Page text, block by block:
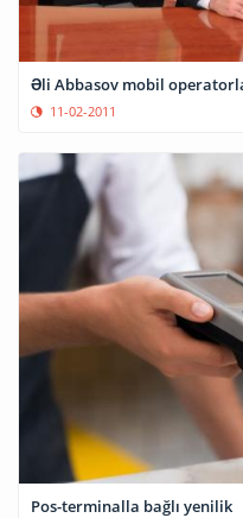
Əli Abbasov mobil
11-02-2011
Pos-terminalla bağlı yenilik